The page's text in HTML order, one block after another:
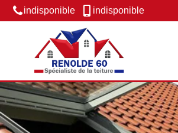
indisponible indisponible